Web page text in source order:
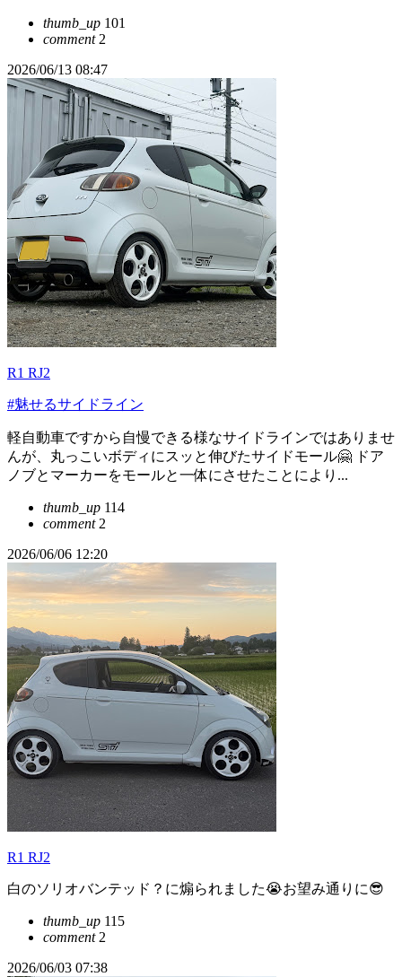
thumb_up 101
comment2
2026/06/13 08:47
R1 RJ2
#魅せるサイドライン
軽自動車ですから自慢できる様なサイドラインではありませ
んが、丸っこいボディにスッと伸びたサイドモール🤗 ドア
ノブとマーカーをモールと一体にさせたことにより...
thumb_up 114
comment2
2026/06/06 12:20
R1 RJ2
白のソリオバンテッド？に煽られました😭お望み通りに😎
thumb_up 115
comment2
2026/06/03 07:38